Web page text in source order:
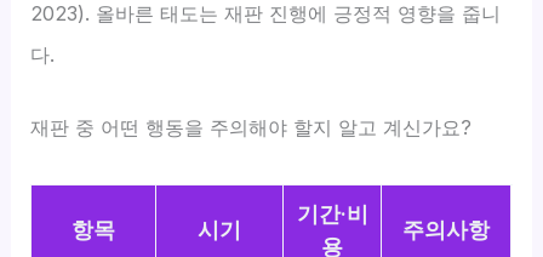
2023). 올바른 태도는 재판 진행에 긍정적 영향을 줍니
다.
재판 중 어떤 행동을 주의해야 할지 알고 계신가요?
항목 시기
기간·비
용
주의사항